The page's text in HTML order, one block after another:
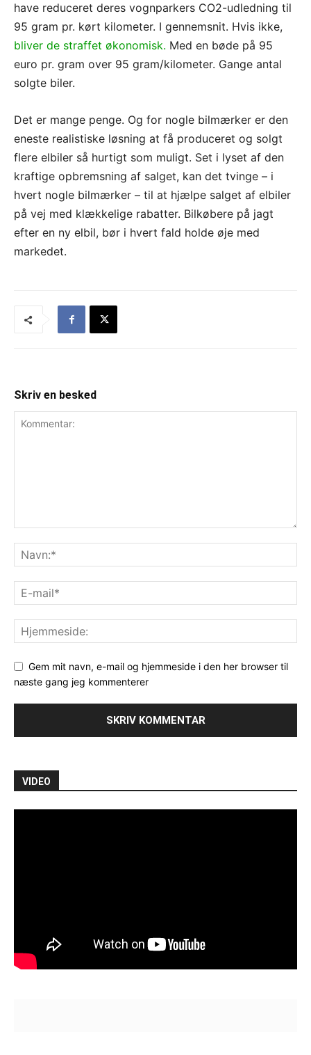
have reduceret deres vognparkers CO2-udledning til
95 gram pr. kørt kilometer. I gennemsnit. Hvis ikke,
bliver de straffet økonomisk. Med en bøde på 95
euro pr. gram over 95 gram/kilometer. Gange antal
solgte biler.
Det er mange penge. Og for nogle bilmærker er den
eneste realistiske løsning at få produceret og solgt
flere elbiler så hurtigt som muligt. Set i lyset af den
kraftige opbremsning af salget, kan det tvinge – i
hvert nogle bilmærker – til at hjælpe salget af elbiler
på vej med klækkelige rabatter. Bilkøbere på jagt
efter en ny elbil, bør i hvert fald holde øje med
markedet.
Skriv en besked
Gem mit navn, e-mail og hjemmeside i den her browser til
næste gang jeg kommenterer
VIDEO